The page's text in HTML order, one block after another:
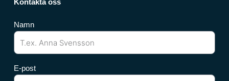
Kontakta oss
Namn
E-post